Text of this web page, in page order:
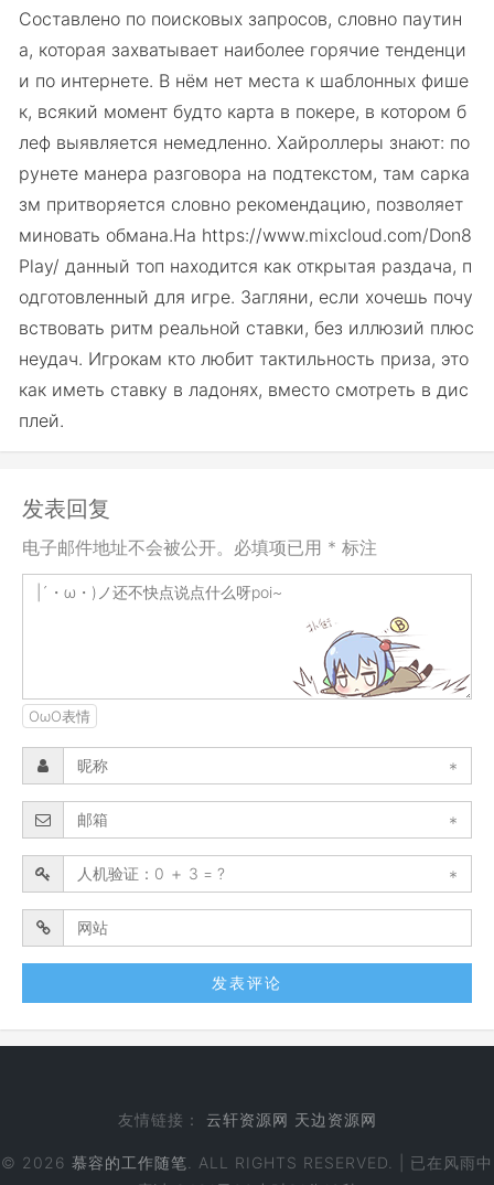
Составлено по поисковых запросов, словно паутин
а, которая захватывает наиболее горячие тенденци
и по интернете. В нём нет места к шаблонных фише
к, всякий момент будто карта в покере, в котором б
леф выявляется немедленно. Хайроллеры знают: по
рунете манера разговора на подтекстом, там сарка
зм притворяется словно рекомендацию, позволяет
миновать обмана.На https://www.mixcloud.com/Don8
Play/ данный топ находится как открытая раздача, п
одготовленный для игре. Загляни, если хочешь почу
вствовать ритм реальной ставки, без иллюзий плюс
неудач. Игрокам кто любит тактильность приза, это
как иметь ставку в ладонях, вместо смотреть в дис
плей.
发表回复
电子邮件地址不会被公开。必填项已用 * 标注
OωO表情
*
*
*
友情链接： 云轩资源网 天边资源网
© 2026 慕容的工作随笔 . ALL RIGHTS RESERVED. | 已在风雨中